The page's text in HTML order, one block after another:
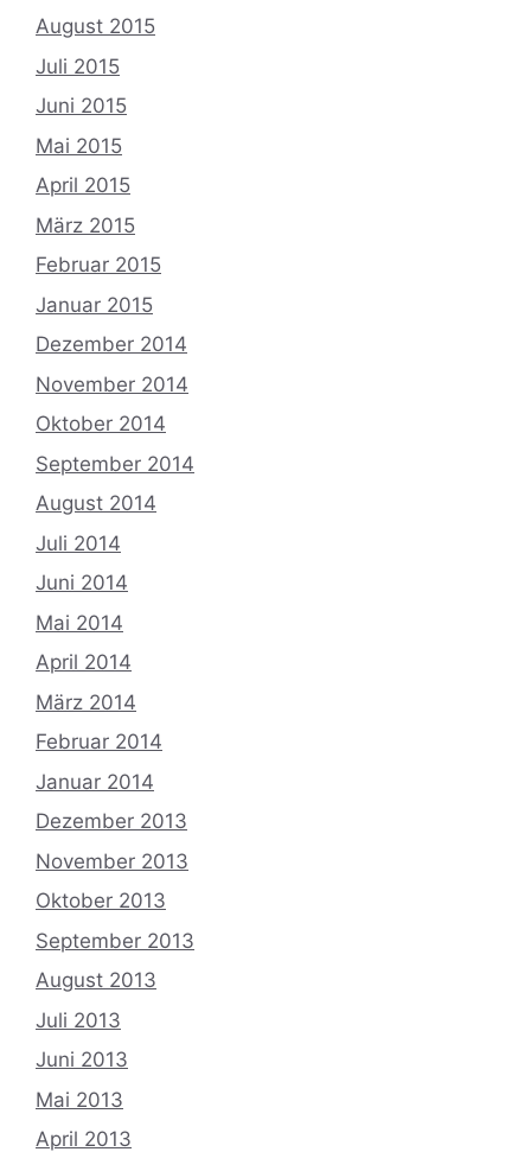
August 2015
Juli 2015
Juni 2015
Mai 2015
April 2015
März 2015
Februar 2015
Januar 2015
Dezember 2014
November 2014
Oktober 2014
September 2014
August 2014
Juli 2014
Juni 2014
Mai 2014
April 2014
März 2014
Februar 2014
Januar 2014
Dezember 2013
November 2013
Oktober 2013
September 2013
August 2013
Juli 2013
Juni 2013
Mai 2013
April 2013